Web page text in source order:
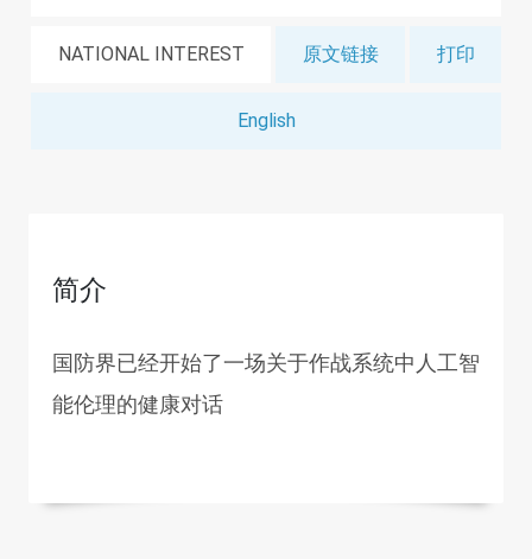
NATIONAL INTEREST 原文链接 打印
English
简介
国防界已经开始了一场关于作战系统中人工智
能伦理的健康对话